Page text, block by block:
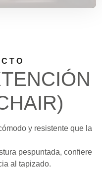
y resistente que la
pespuntada, confiere
al tapizado.